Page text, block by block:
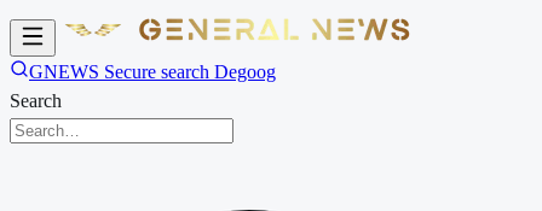
GNEWS Secure search Degoog
Search